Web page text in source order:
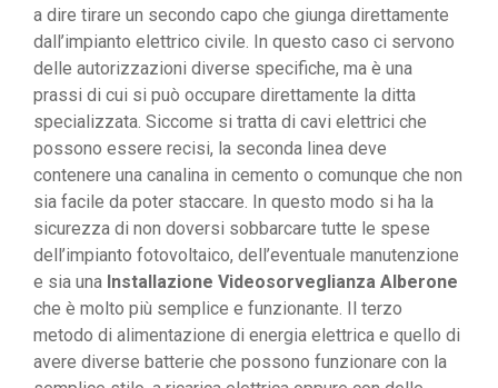
a dire tirare un secondo capo che giunga direttamente
dall’impianto elettrico civile. In questo caso ci servono
delle autorizzazioni diverse specifiche, ma è una
prassi di cui si può occupare direttamente la ditta
specializzata. Siccome si tratta di cavi elettrici che
possono essere recisi, la seconda linea deve
contenere una canalina in cemento o comunque che non
sia facile da poter staccare. In questo modo si ha la
sicurezza di non doversi sobbarcare tutte le spese
dell’impianto fotovoltaico, dell’eventuale manutenzione
e sia una Installazione Videosorveglianza Alberone
che è molto più semplice e funzionante. Il terzo
metodo di alimentazione di energia elettrica e quello di
avere diverse batterie che possono funzionare con la